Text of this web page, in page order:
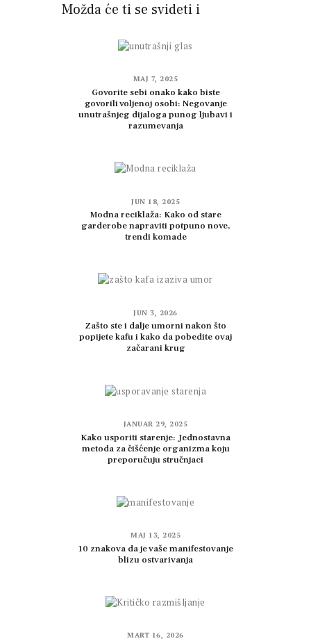
Možda će ti se svideti i
MAJ 7, 2025
Govorite sebi onako kako biste
govorili voljenoj osobi: Negovanje
unutrašnjeg dijaloga punog ljubavi i
razumevanja
JUN 18, 2025
Modna reciklaža: Kako od stare
garderobe napraviti potpuno nove,
trendi komade
JUN 3, 2026
Zašto ste i dalje umorni nakon što
popijete kafu i kako da pobedite ovaj
začarani krug
JANUAR 29, 2025
Kako usporiti starenje: Jednostavna
metoda za čišćenje organizma koju
preporučuju stručnjaci
MAJ 13, 2025
10 znakova da je vaše manifestovanje
blizu ostvarivanja
MART 16, 2026